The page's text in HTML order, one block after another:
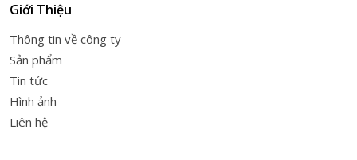
Giới Thiệu
Thông tin về công ty
Sản phẩm
Tin tức
Hình ảnh
Liên hệ